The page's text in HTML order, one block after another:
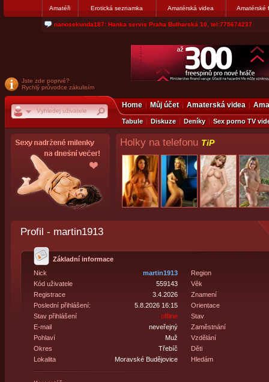
Amatéři Erotická seznamka Amatérská videa Amatérské
nanosekunda187: Hanka servis Praha Bulharská 10, tel:775674237
Jste zde poprvé?
Rychlý průvodce zákulisím
Home Můj účet Amaterská videa
Tabule Diskuze Deníky Sex porno TV
Holky na telefonu TiP
Profil - martin1913
Základní informace
Nick
martin1913
Kód uživatele
559143
Registrace
3.4.2026
Poslední přihlášení:
5.8.2026 16:15
Stav přihlášení
offline
E-mail
neveřejný
Pohlaví
Muž
Okres
Třebíč
Lokalita
Moravské Budějovice
Region
Věk
Znamení
Orientace
Stav
Zaměstnání
Vzdělání
Děti
Hledám